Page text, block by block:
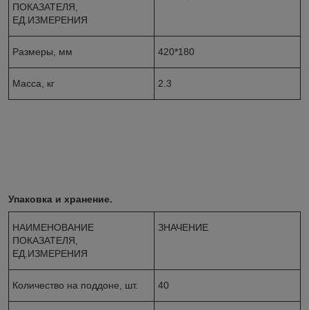
ПОКАЗАТЕЛЯ,
ЕД.ИЗМЕРЕНИЯ
Размеры, мм 420*180
Масса, кг 2.3
Упаковка и хранение.
НАИМЕНОВАНИЕ
ПОКАЗАТЕЛЯ,
ЕД.ИЗМЕРЕНИЯ
ЗНАЧЕНИЕ
Количество на поддоне, шт. 40